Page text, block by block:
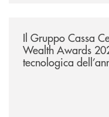
Il Gruppo Cassa
Wealth Awards
tecnologica